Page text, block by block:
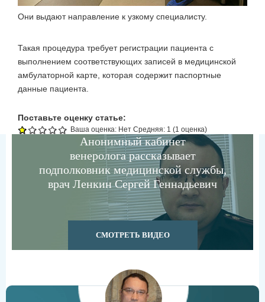
Они выдают направление к узкому специалисту.
Такая процедура требует регистрации пациента с
выполнением соответствующих записей в медицинской
амбулаторной карте, которая содержит паспортные
данные пациента.
Поставьте оценку статье:
Ваша оценка: Нет Средняя: 1 (1 оценка)
Анонимный кабинет
венеролога рассказывает
подполковник медицинской службы,
врач Ленкин Сергей Геннадьевич
СМОТРЕТЬ ВИДЕО